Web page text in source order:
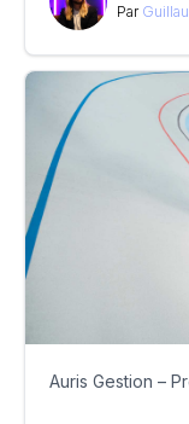
Par
Auris Gestion –